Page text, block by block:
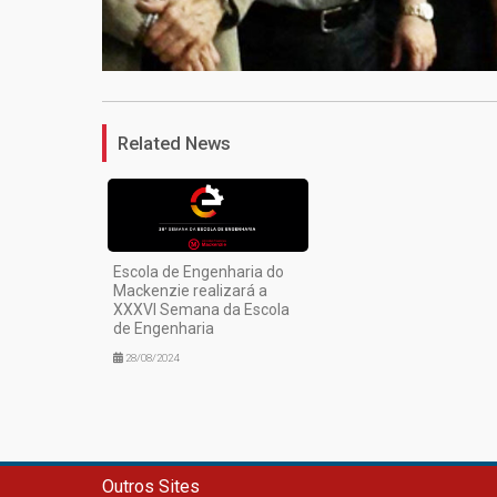
Related News
Escola de Engenharia do
Mackenzie realizará a
XXXVI Semana da Escola
de Engenharia
28/08/2024
Outros Sites